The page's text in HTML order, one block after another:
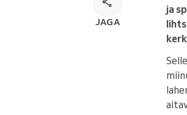
JAGA
ja